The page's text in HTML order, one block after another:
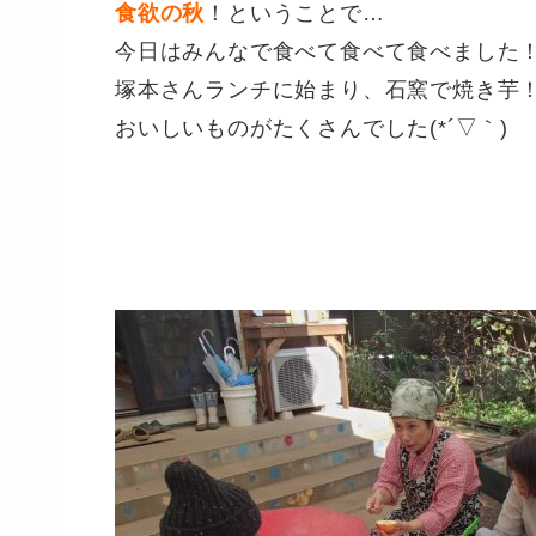
食欲の秋 ！ということで…
今日はみんなで食べて食べて食べました
塚本さんランチに始まり、石窯で焼き芋
おいしいものがたくさんでした(*´▽｀)